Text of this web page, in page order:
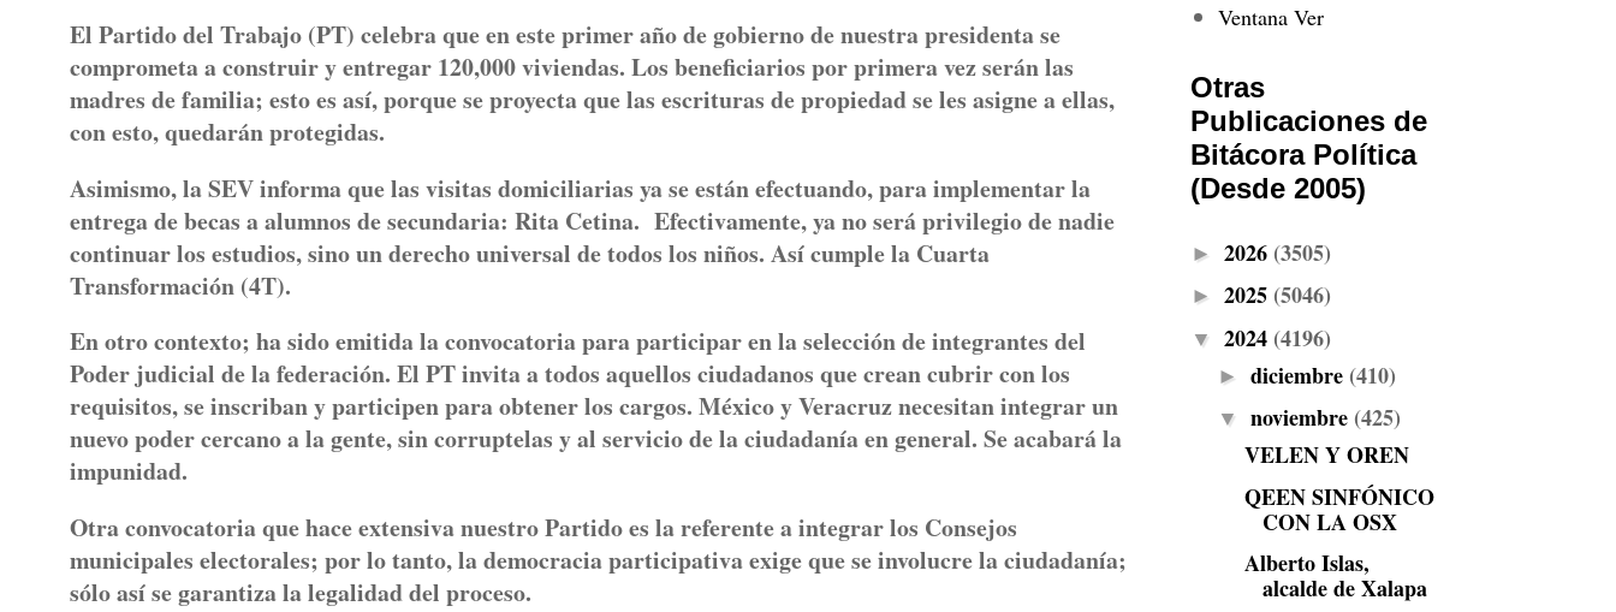
El Partido del Trabajo (PT) celebra que en este primer año de gobierno de nuestra presidenta se
comprometa a construir y entregar 120,000 viviendas. Los beneficiarios por primera vez serán las
madres de familia; esto es así, porque se proyecta que las escrituras de propiedad se les asigne a ellas,
con esto, quedarán protegidas.
Asimismo, la SEV informa que las visitas domiciliarias ya se están efectuando, para implementar la
entrega de becas a alumnos de secundaria: Rita Cetina. Efectivamente, ya no será privilegio de nadie
continuar los estudios, sino un derecho universal de todos los niños. Así cumple la Cuarta
Transformación (4T).
En otro contexto; ha sido emitida la convocatoria para participar en la selección de integrantes del
Poder judicial de la federación. El PT invita a todos aquellos ciudadanos que crean cubrir con los
requisitos, se inscriban y participen para obtener los cargos. México y Veracruz necesitan integrar un
nuevo poder cercano a la gente, sin corruptelas y al servicio de la ciudadanía en general. Se acabará la
impunidad.
Otra convocatoria que hace extensiva nuestro Partido es la referente a integrar los Consejos
municipales electorales; por lo tanto, la democracia participativa exige que se involucre la ciudadanía;
sólo así se garantiza la legalidad del proceso.
Ventana Ver
Otras
Publicaciones de
Bitácora Política
(Desde 2005)
► 2026 (3505)
► 2025 (5046)
▼ 2024 (4196)
► diciembre (410)
▼ noviembre (425)
VELEN Y OREN
QEEN SINFÓNICO
CON LA OSX
Alberto Islas,
alcalde de Xalapa